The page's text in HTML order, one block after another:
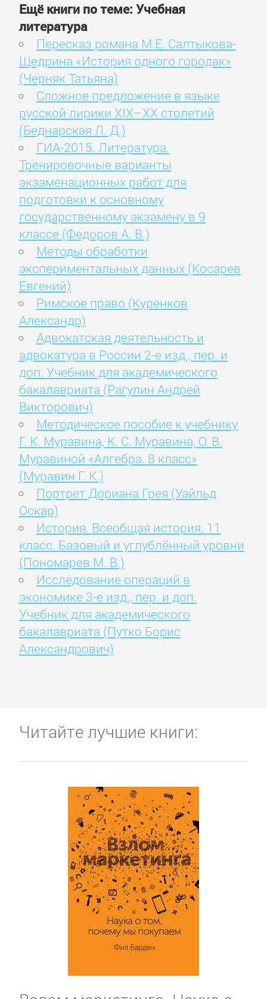
Ещё книги по теме: Учебная
литература
Пересказ романа М.Е. Салтыкова-
Щедрина «История одного городак»
(Черняк Татьяна)
Сложное предложение в языке
русской лирики XIX–XX столетий
(Беднарская Л. Д.)
ГИА-2015. Литература.
Тренировочные варианты
экзаменационных работ для
подготовки к основному
государственному экзамену в 9
классе (Федоров А. В.)
Методы обработки
экспериментальных данных (Косарев
Евгений)
Римское право (Куренков
Александр)
Адвокатская деятельность и
адвокатура в России 2-е изд., пер. и
доп. Учебник для академического
бакалавриата (Рагулин Андрей
Викторович)
Методическое пособие к учебнику
Г. К. Муравина, К. С. Муравина, О. В.
Муравиной «Алгебра. 8 класс»
(Муравин Г. К.)
Портрет Дориана Грея (Уайльд
Оскар)
История. Всеобщая история. 11
класс. Базовый и углублённый уровни
(Пономарев М. В.)
Исследование операций в
экономике 3-е изд., пер. и доп.
Учебник для академического
бакалавриата (Путко Борис
Александрович)
Читайте лучшие книги: